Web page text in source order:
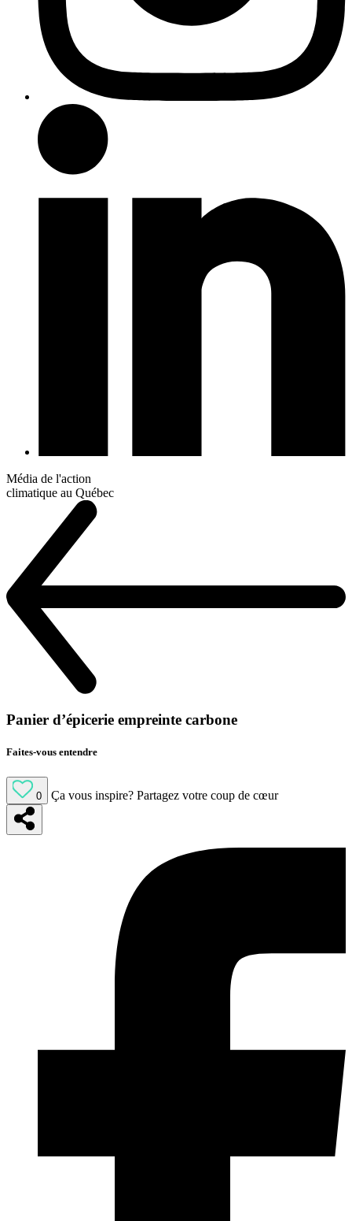
Média de l'action
climatique au Québec
Panier d’épicerie empreinte carbone
Faites-vous entendre
0 Ça vous inspire? Partagez votre coup de cœur